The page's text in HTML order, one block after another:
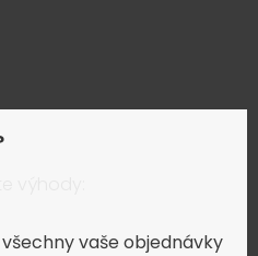
vaše objednávky